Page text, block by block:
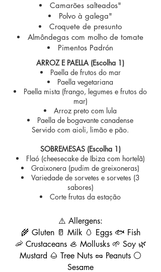
Camarões salteados"
Polvo à galega"
Croquete de presunto
Almôndegas com molho de tomate
Pimentos Padrón
ARROZ E PAELLA (Escolha 1)
Paella de frutos do mar
Paella vegetariana
Paella mista (frango, legumes e frutos do
mar)
Arroz preto com lula
Paella de bogavante canadense
Servido com aioli, limão e pão.
SOBREMESAS (Escolha 1)
Flaó (cheesecake de Ibiza com hortelã)
Graixonera (pudim de greixoneras)
Variedade de sorvetes e sorvetes (3
sabores)
Corte frutas da estação
⚠️ Allergens:
🌾 Gluten 🥛 Milk 🥚 Eggs 🐟 Fish
🦐 Crustaceans 🦪 Mollusks 🌱 Soy 🌿
Mustard 🌰 Tree Nuts 🥜 Peanuts ⚪
Sesame